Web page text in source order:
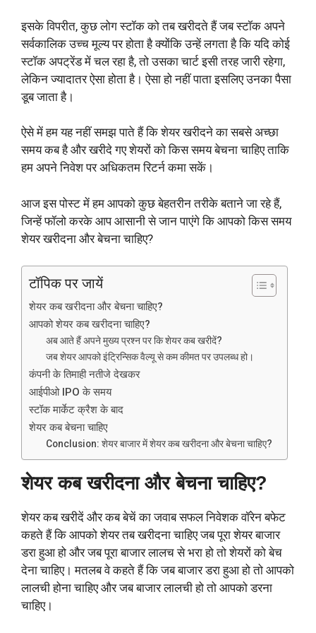
इसके विपरीत, कुछ लोग स्टॉक को तब खरीदते हैं जब स्टॉक अपने
सर्वकालिक उच्च मूल्य पर होता है क्योंकि उन्हें लगता है कि यदि कोई
स्टॉक अपट्रेंड में चल रहा है, तो उसका चार्ट इसी तरह जारी रहेगा,
लेकिन ज्यादातर ऐसा होता है। ऐसा हो नहीं पाता इसलिए उनका पैसा
डूब जाता है।
ऐसे में हम यह नहीं समझ पाते हैं कि शेयर खरीदने का सबसे अच्छा
समय कब है और खरीदे गए शेयरों को किस समय बेचना चाहिए ताकि
हम अपने निवेश पर अधिकतम रिटर्न कमा सकें।
आज इस पोस्ट में हम आपको कुछ बेहतरीन तरीके बताने जा रहे हैं,
जिन्हें फॉलो करके आप आसानी से जान पाएंगे कि आपको किस समय
शेयर खरीदना और बेचना चाहिए?
टॉपिक पर जायें
शेयर कब खरीदना और बेचना चाहिए?
आपको शेयर कब खरीदना चाहिए?
अब आते हैं अपने मुख्य प्रश्न पर कि शेयर कब खरीदें?
जब शेयर आपको इंट्रिन्सिक वैल्यू से कम कीमत पर उपलब्ध हो।
कंपनी के तिमाही नतीजे देखकर
आईपीओ IPO के समय
स्टॉक मार्केट क्रैश के बाद
शेयर कब बेचना चाहिए
Conclusion: शेयर बाजार में शेयर कब खरीदना और बेचना चाहिए?
शेयर कब खरीदना और बेचना चाहिए?
शेयर कब खरीदें और कब बेचें का जवाब सफल निवेशक वॉरेन बफेट
कहते हैं कि आपको शेयर तब खरीदना चाहिए जब पूरा शेयर बाजार
डरा हुआ हो और जब पूरा बाजार लालच से भरा हो तो शेयरों को बेच
देना चाहिए। मतलब वे कहते हैं कि जब बाजार डरा हुआ हो तो आपको
लालची होना चाहिए और जब बाजार लालची हो तो आपको डरना
चाहिए।